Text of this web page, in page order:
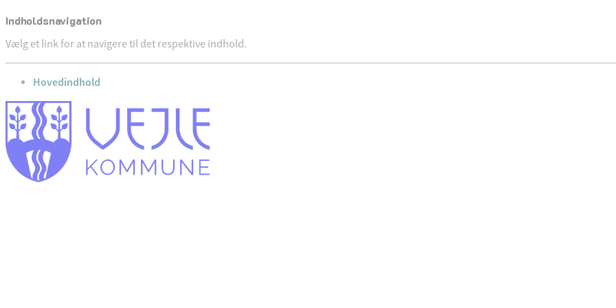
Indholdsnavigation
Vælg et link for at navigere til det respektive indhold.
gå til
Hovedindhold